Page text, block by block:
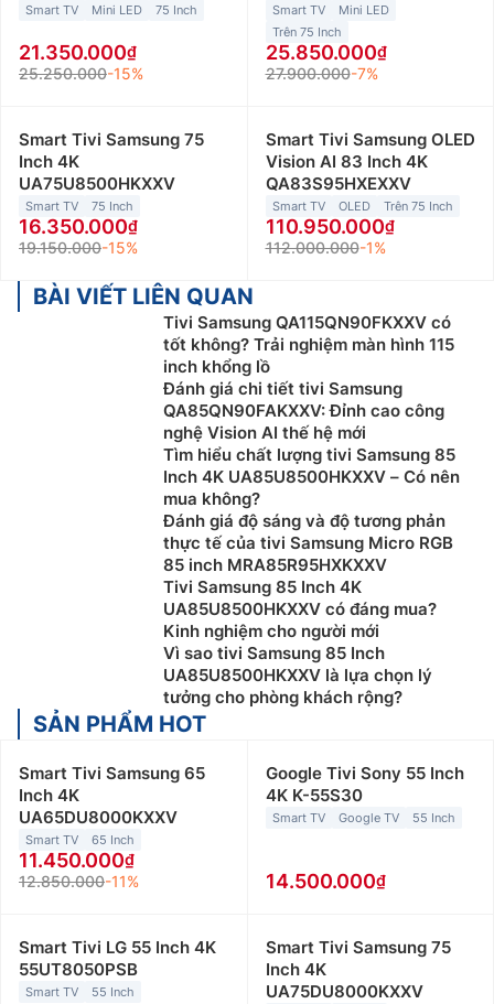
Smart TV Mini LED 75 Inch
21.350.000
25.250.000-15%
Smart TV
Mini LED
Trên 75 Inch
25.850.000
27.900.000-7%
Smart Tivi Samsung 75
Inch 4K
UA75U8500HKXXV
Smart TV 75 Inch
16.350.000
19.150.000-15%
Smart Tivi Samsung OLED
Vision AI 83 Inch 4K
QA83S95HXEXXV
Smart TV OLED Trên 75 Inch
110.950.000
112.000.000-1%
BÀI VIẾT LIÊN QUAN
Tivi Samsung QA115QN90FKXXV có
tốt không? Trải nghiệm màn hình 115
inch khổng lồ
Đánh giá chi tiết tivi Samsung
QA85QN90FAKXXV: Đỉnh cao công
nghệ Vision AI thế hệ mới
Tìm hiểu chất lượng tivi Samsung 85
Inch 4K UA85U8500HKXXV – Có nên
mua không?
Đánh giá độ sáng và độ tương phản
thực tế của tivi Samsung Micro RGB
85 inch MRA85R95HXKXXV
Tivi Samsung 85 Inch 4K
UA85U8500HKXXV có đáng mua?
Kinh nghiệm cho người mới
Vì sao tivi Samsung 85 Inch
UA85U8500HKXXV là lựa chọn lý
tưởng cho phòng khách rộng?
SẢN PHẨM HOT
Smart Tivi Samsung 65
Inch 4K
UA65DU8000KXXV
Smart TV 65 Inch
11.450.000
12.850.000-11%
Google Tivi Sony 55 Inch
4K K-55S30
Smart TV Google TV 55 Inch
14.500.000
Smart Tivi LG 55 Inch 4K
55UT8050PSB
Smart TV 55 Inch
Smart Tivi Samsung 75
Inch 4K
UA75DU8000KXXV